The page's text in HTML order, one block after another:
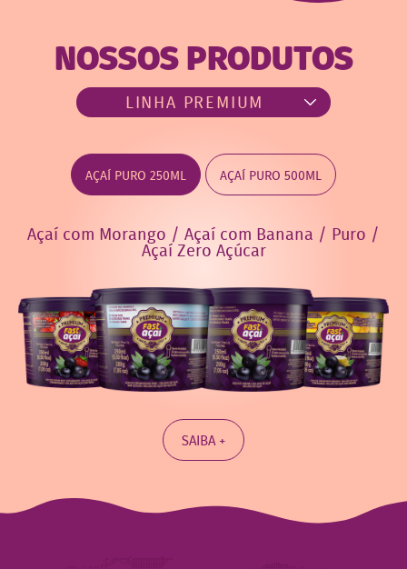
NOSSOS PRODUTOS
AÇAÍ PURO 250ML AÇAÍ PURO 500ML
Açaí com Morango / Açaí com Banana / Puro /
Açaí Zero Açúcar
SAIBA +